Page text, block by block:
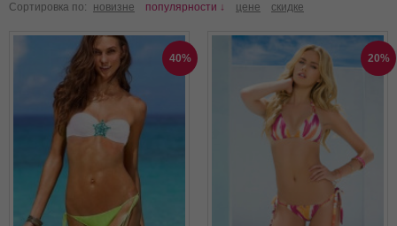
Сортировка по: новизне популярности ↓ цене скидке
40% 20%